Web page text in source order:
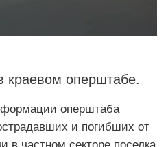
оперштабе.
оперштаба
и погибших от
в частном секторе поселка